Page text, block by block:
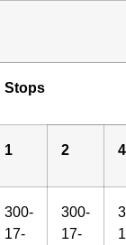
Stops
1 2 4
300-
17-
300-
17-